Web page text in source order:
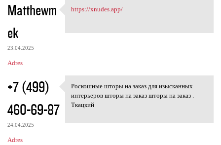
Matthewm
ek
23.04.2025
Adres
https://xnudes.app/
https://xnudes.app/
+7 (499)
460-69-87
24.04.2025
Adres
Роскошные шторы на заказ для
Роскошные шторы на заказ для изысканных
интерьеров шторы на заказ шторы на заказ .
Ткацкий